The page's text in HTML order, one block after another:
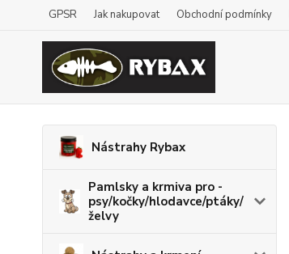
GPSR Jak nakupovat Obchodní podmínky
Nástrahy Rybax
Pamlsky a krmiva pro -
psy/kočky/hlodavce/ptáky/
želvy